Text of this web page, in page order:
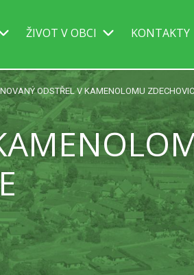
ŽIVOT V OBCI KONTAKTY
ODSTŘEL V KAMENOLOMU